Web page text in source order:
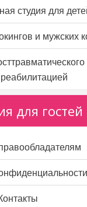
студия для
и мужских
для гостей